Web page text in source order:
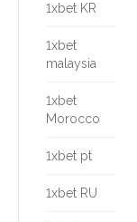
1xbet KR
1xbet
malaysia
1xbet
Morocco
1xbet pt
1xbet RU